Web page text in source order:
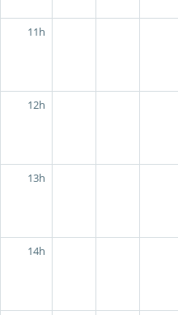
11h
12h
13h
14h